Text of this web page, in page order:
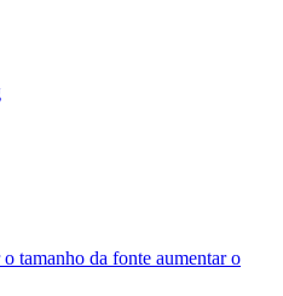
tamanho da fonte aumentar o